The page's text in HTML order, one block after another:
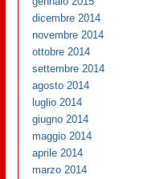
dicembre 2014
novembre 2014
ottobre 2014
settembre 2014
agosto 2014
luglio 2014
giugno 2014
maggio 2014
aprile 2014
marzo 2014